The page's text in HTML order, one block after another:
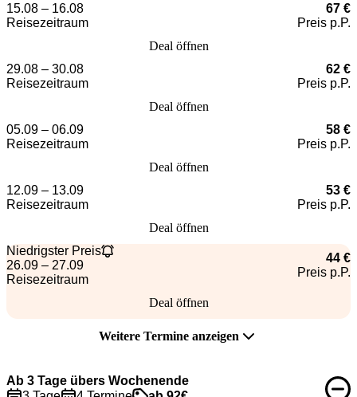
15.08 – 16.08
Reisezeitraum
67 €
Preis p.P.
Deal öffnen
29.08 – 30.08
Reisezeitraum
62 €
Preis p.P.
Deal öffnen
05.09 – 06.09
Reisezeitraum
58 €
Preis p.P.
Deal öffnen
12.09 – 13.09
Reisezeitraum
53 €
Preis p.P.
Deal öffnen
Niedrigster Preis
26.09 – 27.09
Reisezeitraum
44 €
Preis p.P.
Deal öffnen
Weitere Termine anzeigen
Ab 3 Tage übers Wochenende